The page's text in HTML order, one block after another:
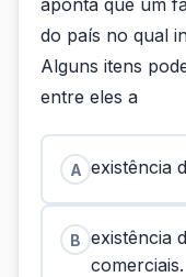
aponta que um
do país no qual
Alguns itens
entre eles a
A existência
B existência
comerciais.